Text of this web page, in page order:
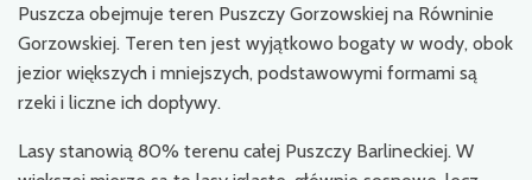
Puszcza obejmuje teren Puszczy Gorzowskiej na Równinie
Gorzowskiej. Teren ten jest wyjątkowo bogaty w wody, obok
jezior większych i mniejszych, podstawowymi formami są
rzeki i liczne ich dopływy.
Lasy stanowią 80% terenu całej Puszczy Barlineckiej. W